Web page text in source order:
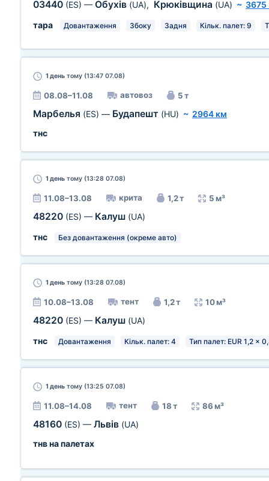
03440 (ES) — Обухів (UA), Крюківщина (UA) ~ 3675
тара
Довантаження Збоку Задня Кільк. палет: 9
1 день тому (13:47 07.08)
08.08–11.08 автовоз 5 т
Марбелья (ES) — Будапешт (HU) ~ 2964 км
тнс
1 день тому (13:28 07.08)
11.08–13.08 крита 1,2 т 5 м³
48220 (ES) — Калуш (UA)
тнс
Без довантаження (окреме авто)
1 день тому (13:28 07.08)
10.08–13.08 тент 1,2 т 10 м³
48220 (ES) — Калуш (UA)
тнс
Довантаження Кільк. палет: 4 Тип палет: EUR 1,2 x
1 день тому (13:25 07.08)
11.08–14.08 тент 18 т 86 м³
48160 (ES) — Львів (UA)
тнв на палетах